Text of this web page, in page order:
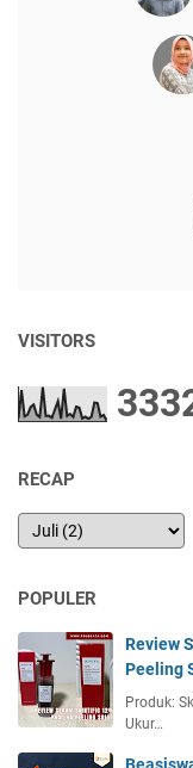
VISITORS
333
RECAP
POPULER
Review
Peeling
Produk:
Ukur…